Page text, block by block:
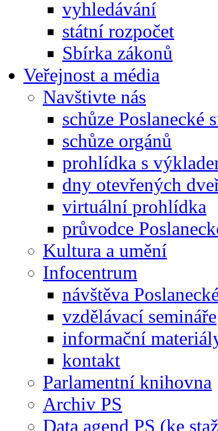
vyhledávání
státní rozpočet
Sbírka zákonů
Veřejnost a média
Navštivte nás
schůze Poslanecké
schůze orgánů
prohlídka s
dny otevřených
virtuální prohlídka
průvodce
Kultura a umění
Infocentrum
návštěva
vzdělávací semináře
informační
kontakt
Parlamentní knihovna
Archiv PS
Data agend PS (ke